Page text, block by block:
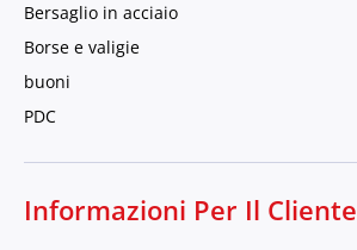
Bersaglio in acciaio
Borse e valigie
buoni
PDC
Informazioni Per Il Cliente